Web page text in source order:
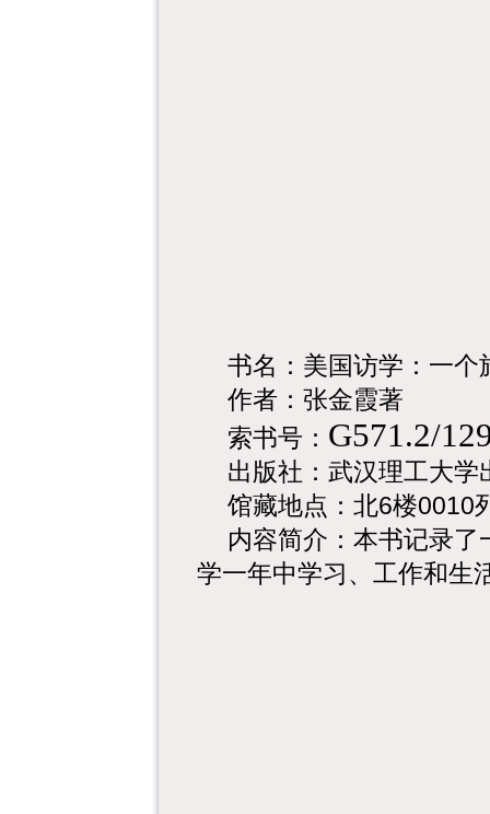
书名：美国访学：一个
作者：张金霞著
索书号： G571.2/
出版社： 武汉理工大学
馆藏地点：北6楼0010
内容简介：本书记录
学一年中学习、工作和生